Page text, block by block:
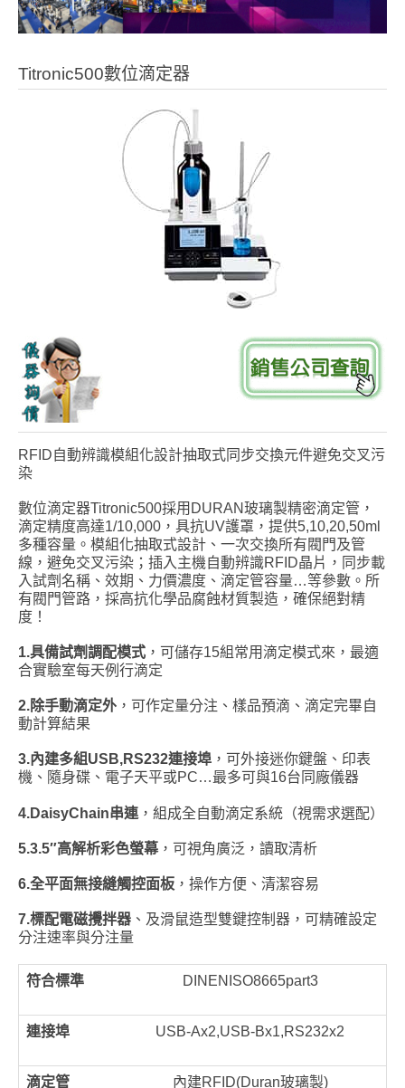
Titronic500數位滴定器
RFID自動辨識模組化設計抽取式同步交換元件避免交叉污
染
數位滴定器Titronic500採用DURAN玻璃製精密滴定管，
滴定精度高達1/10,000，具抗UV護罩，提供5,10,20,50ml
多種容量。模組化抽取式設計、一次交換所有閥門及管
線，避免交叉污染；插入主機自動辨識RFID晶片，同步載
入試劑名稱、效期、力價濃度、滴定管容量…等參數。所
有閥門管路，採高抗化學品腐蝕材質製造，確保絕對精
度！
1.具備試劑調配模式 ，可儲存15組常用滴定模式來，最適
合實驗室每天例行滴定
2.除手動滴定外 ，可作定量分注、樣品預滴、滴定完畢自
動計算結果
3.內建多組USB,RS232連接埠 ，可外接迷你鍵盤、印表
機、隨身碟、電子天平或PC…最多可與16台同廠儀器
4.DaisyChain串連 ，組成全自動滴定系統（視需求選配）
5.3.5″高解析彩色螢幕，可視角廣泛，讀取清析
6.全平面無接縫觸控面板 ，操作方便、清潔容易
7.標配電磁攪拌器 、及滑鼠造型雙鍵控制器，可精確設定
分注速率與分注量
符合標準 DINENISO8665part3
連接埠 USB-Ax2,USB-Bx1,RS232x2
滴定管 內建RFID(Duran玻璃製)